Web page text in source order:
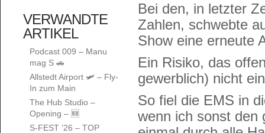
VERWANDTE
ARTIKEL
Podcast 009 – Manu
mag S 🚗
Allstedt Airport 🛩️ – Fly-
In zum Main
The Hub Studio –
Opening – 🆕
S-FEST ’26 – TOP
Bei den, in letzter
Zahlen, schwebte
Show eine erneute
Ein Risiko, das
gewerblich) nicht
So fiel die EMS in
wenn ich sonst den